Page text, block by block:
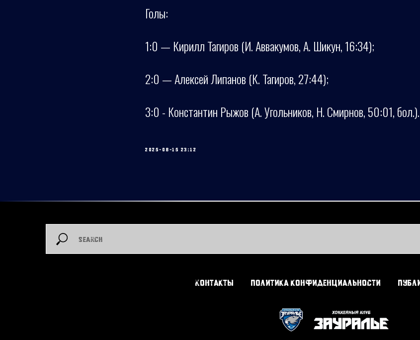
Голы:
1:0 — Кирилл Тагиров (И. Аввакумов, А. Шикун, 16:34);
2:0 — Алексей Липанов (К. Тагиров, 27:44);
3:0 - Константин Рыжов (А. Угольников, Н. Смирнов, 50:01, бол.).
2025-08-15 23:12
Контакты Политика конфиденциальности